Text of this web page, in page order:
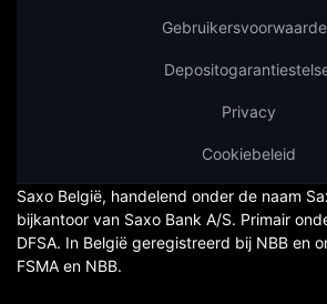
Privacy
Cookiebeleid
Saxo België, handelend onder de naam
bijkantoor van Saxo Bank A/S. Primair
DFSA. In België geregistreerd bij NBB en
FSMA en NBB.